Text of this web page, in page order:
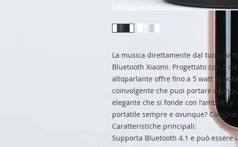
La musica direttamente dal tuo
Bluetooth Xiaomi. Progettato con il
altoparlante offre fino a 5 watt di
coinvolgente che puoi portare
elegante che si fonde con
portatile sempre e ovunque?
Caratteristiche principali:
Supporta Bluetooth 4.1 e può